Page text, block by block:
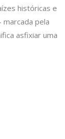
históricas e
pela
asfixiar uma